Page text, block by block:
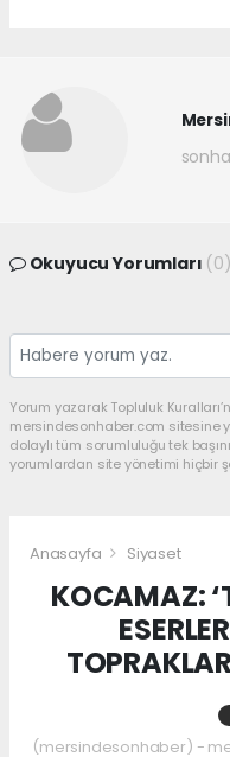
Okuyucu Yorumları (0)
Yorum yazarak Topluluk
mersindesonhaber.com sitesine
dolaylı tüm sorumluluğu tek
yorumlardan site yönetimi hiçbir
Anasayfa Siyaset
KOCAMAZ:
(mersindesonhaber) -